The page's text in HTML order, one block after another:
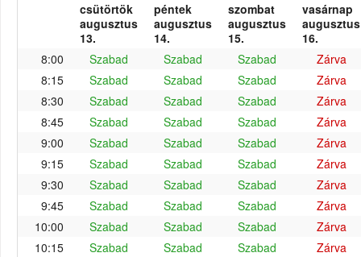
csütörtök
augusztus
13.
péntek
augusztus
14.
szombat
augusztus
15.
vasárnap
augusztus
16.
8:00
Szabad Szabad Szabad
Zárva
8:15
Szabad Szabad Szabad
Zárva
8:30
Szabad Szabad Szabad
Zárva
8:45
Szabad Szabad Szabad
Zárva
9:00
Szabad Szabad Szabad
Zárva
9:15
Szabad Szabad Szabad
Zárva
9:30
Szabad Szabad Szabad
Zárva
9:45
Szabad Szabad Szabad
Zárva
10:00
Szabad Szabad Szabad
Zárva
10:15
Szabad Szabad Szabad
Zárva